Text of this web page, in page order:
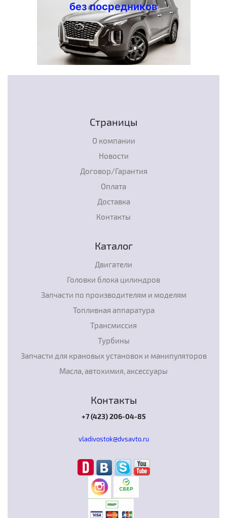
без посредников
Страницы
О компании
Новости
Договор/Гарантия
Оплата
Доставка
Контакты
Каталог
Двигатели
Головки блока цилиндров
Запчасти по производителям и моделям
Топливная аппаратура
Трансмиссия
Турбины
Запчасти для крановых установок и манипуляторов
Масла, автохимия, аксессуары
Контакты
+7 (423) 206-04-85
vladivostok@dvsavto.ru